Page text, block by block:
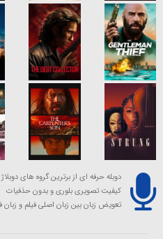
دوبله حرفه ای از برترین گروه های دوبلاژ
کیفیت تصویری بلوری و بدون حذفیات
تعویض زبان بین زبان اصلی فیلم و زبان